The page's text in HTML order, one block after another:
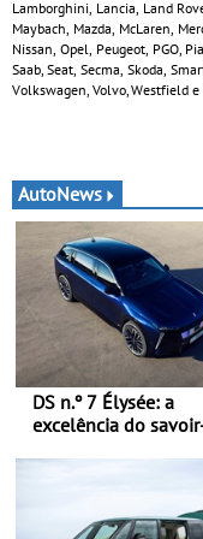
Lamborghini, Lancia, Land
Maybach, Mazda, McLaren,
Nissan, Opel, Peugeot, PGO,
Saab, Seat, Secma, Skoda,
Volkswagen, Volvo, Westfield e
AutoNews
DS n.º 7 Élysée: a
excelência do